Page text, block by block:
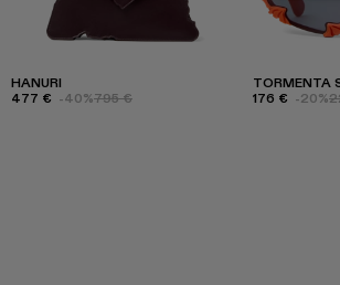
HANURI
477 € -40%795 €
TORMENTA
176 € -20%